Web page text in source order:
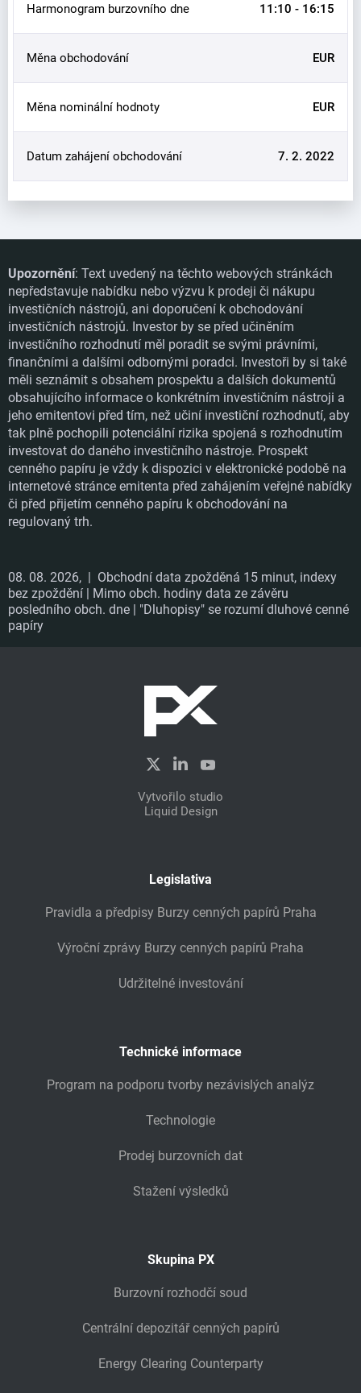
Harmonogram burzovního dne 11:10 - 16:15
Měna obchodování EUR
Měna nominální hodnoty EUR
Datum zahájení obchodování 7. 2. 2022
Upozornění: Text uvedený na těchto webových stránkách
nepředstavuje nabídku nebo výzvu k prodeji či nákupu
investičních nástrojů, ani doporučení k obchodování
investičních nástrojů. Investor by se před učiněním
investičního rozhodnutí měl poradit se svými právními,
finančními a dalšími odbornými poradci. Investoři by si také
měli seznámit s obsahem prospektu a dalších dokumentů
obsahujícího informace o konkrétním investičním nástroji a
jeho emitentovi před tím, než učiní investiční rozhodnutí, aby
tak plně pochopili potenciální rizika spojená s rozhodnutím
investovat do daného investičního nástroje. Prospekt
cenného papíru je vždy k dispozici v elektronické podobě na
internetové stránce emitenta před zahájením veřejné nabídky
či před přijetím cenného papíru k obchodování na
regulovaný trh.
08. 08. 2026, | Obchodní data zpožděná 15 minut, indexy
bez zpoždění | Mimo obch. hodiny data ze závěru
posledního obch. dne | "Dluhopisy" se rozumí dluhové cenné
papíry
Vytvořilo studio
Liquid Design
Legislativa
Pravidla a předpisy Burzy cenných papírů Praha
Výroční zprávy Burzy cenných papírů Praha
Udržitelné investování
Technické informace
Program na podporu tvorby nezávislých analýz
Technologie
Prodej burzovních dat
Stažení výsledků
Skupina PX
Burzovní rozhodčí soud
Centrální depozitář cenných papírů
Energy Clearing Counterparty